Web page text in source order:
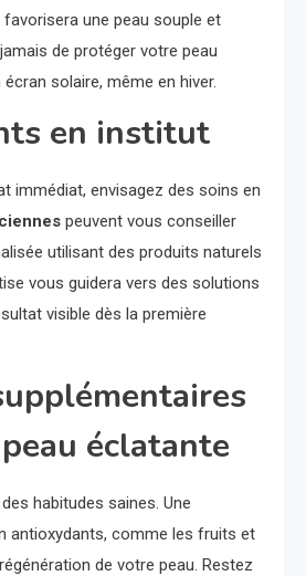
une peau souple et
de protéger votre peau
solaire, même en hiver.
en institut
immédiat, envisagez des soins en
peuvent vous conseiller
utilisant des produits naturels
vous guidera vers des solutions
visible dès la première
éclatante
habitudes saines. Une
antioxydants, comme les fruits et
de votre peau. Restez